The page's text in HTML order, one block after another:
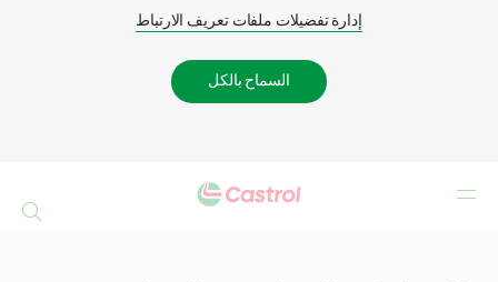
إدارة تفضيلات ملفات تعريف الارتباط
السماح بالكل